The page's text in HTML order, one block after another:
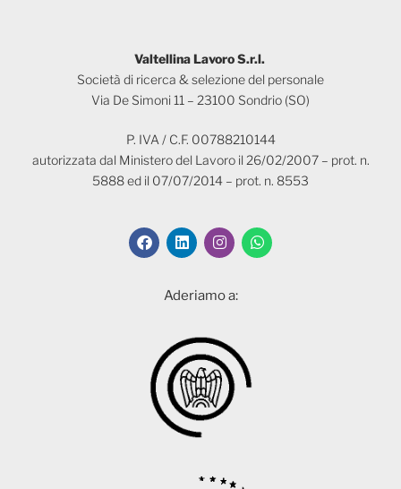
Valtellina Lavoro S.r.l.
Società di ricerca & selezione del personale
Via De Simoni 11 – 23100 Sondrio (SO)
P. IVA / C.F. 00788210144
autorizzata dal Ministero del Lavoro il 26/02/2007 – prot. n.
5888 ed il 07/07/2014 – prot. n. 8553
Aderiamo a: